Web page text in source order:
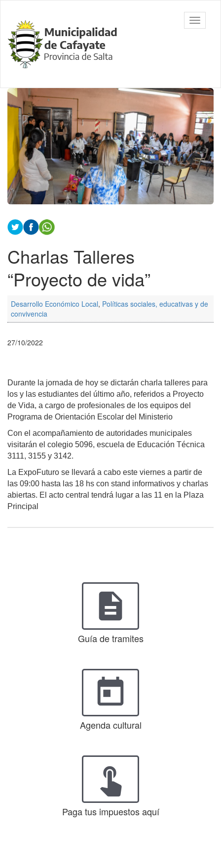
contenido
principal
Municipalidad
de Cafayate,
Salta
barra
Contenido
principal
Charlas Talleres
“Proyecto de vida”
Desarrollo Económico Local, Políticas sociales, educativas y de
convivencia
27/10/2022
Durante la jornada de hoy se dictarán charla talleres para
los y las estudiantes del último año, referidos a Proyecto
de Vida, a cargo de profesionales de los equipos del
Programa de Orientación Escolar del Ministerio
Con el acompañamiento de autoridades municipales
visitarán el colegio 5096, escuela de Educación Técnica
3111, 3155 y 3142.
La ExpoFuturo se llevará a cabo este viernes a partir de
las 09:00 hasta las 18 hs con stand informativos y charlas
abiertas. El acto central tendrá lugar a las 11 en la Plaza
Principal
description
Guía de tramites
today
Agenda cultural
touch_app
Paga tus impuestos aquí